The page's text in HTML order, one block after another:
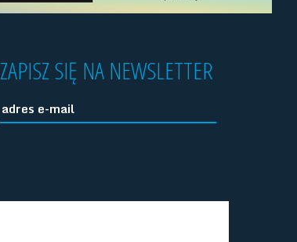
ZAPISZ SIĘ NA NEWSLETTER